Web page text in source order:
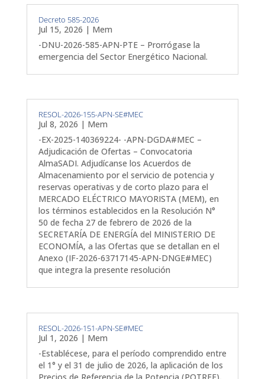
Decreto 585-2026
Jul 15, 2026 | Mem
-DNU-2026-585-APN-PTE – Prorrógase la
emergencia del Sector Energético Nacional.
RESOL-2026-155-APN-SE#MEC
Jul 8, 2026 | Mem
-EX-2025-140369224- -APN-DGDA#MEC –
Adjudicación de Ofertas – Convocatoria
AlmaSADI. Adjudícanse los Acuerdos de
Almacenamiento por el servicio de potencia y
reservas operativas y de corto plazo para el
MERCADO ELÉCTRICO MAYORISTA (MEM), en
los términos establecidos en la Resolución N°
50 de fecha 27 de febrero de 2026 de la
SECRETARÍA DE ENERGÍA del MINISTERIO DE
ECONOMÍA, a las Ofertas que se detallan en el
Anexo (IF-2026-63717145-APN-DNGE#MEC)
que integra la presente resolución
RESOL-2026-151-APN-SE#MEC
Jul 1, 2026 | Mem
-Establécese, para el período comprendido entre
el 1° y el 31 de julio de 2026, la aplicación de los
Precios de Referencia de la Potencia (POTREF),